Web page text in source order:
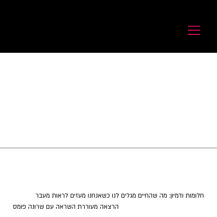
חלומות ודמיון: מה שהחיים מגלים לנו כשאנחנו מעזים לראות מעבר
הרצאה מעוררת השראה עם שרונה פומס